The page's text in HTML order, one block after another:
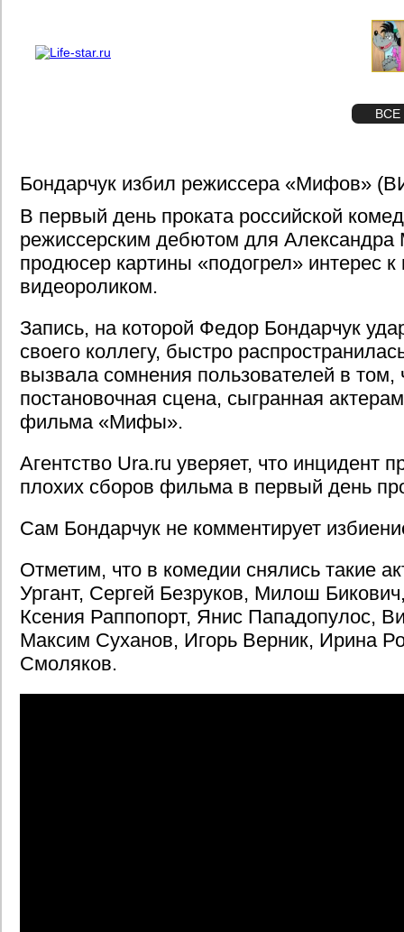
ВСЕ
Бондарчук избил режиссера «Мифов»
В первый день проката российской
режиссерским дебютом для Александра
продюсер картины «подогрел» интерес
видеороликом.
Запись, на которой Федор Бондарчук
своего коллегу, быстро
вызвала сомнения пользователей в том,
постановочная сцена, сыгранная
фильма «Мифы».
Агентство Ura.ru уверяет, что инцидент
плохих сборов фильма в первый день
Сам Бондарчук не комментирует
Отметим, что в комедии снялись такие
Ургант, Сергей Безруков, Милош
Ксения Раппопорт, Янис Пападопулос,
Максим Суханов, Игорь Верник, Ирина
Смоляков.